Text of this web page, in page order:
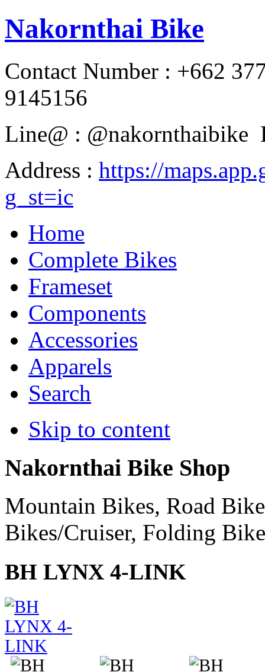
Nakornthai Bike
Contact Number : +662
9145156
Line@ :
Address : https://
g_st=ic
Home
Complete Bikes
Frameset
Components
Accessories
Apparels
Search
Skip to content
Nakornthai Bike Shop
Mountain Bikes, Road
Bikes/Cruiser, Folding
BH LYNX 4-LINK